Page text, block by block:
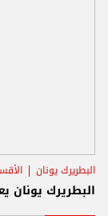
البطريرك يونان
البطريرك يونان